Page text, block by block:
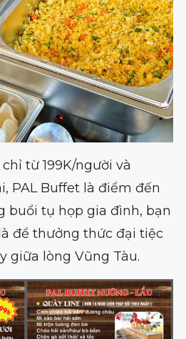
từ 199K/người và
PAL Buffet là điểm đến
buổi tụ họp gia đình, bạn
để thưởng thức đại tiệc
giữa lòng Vũng Tàu.